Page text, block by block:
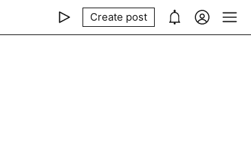
Create post